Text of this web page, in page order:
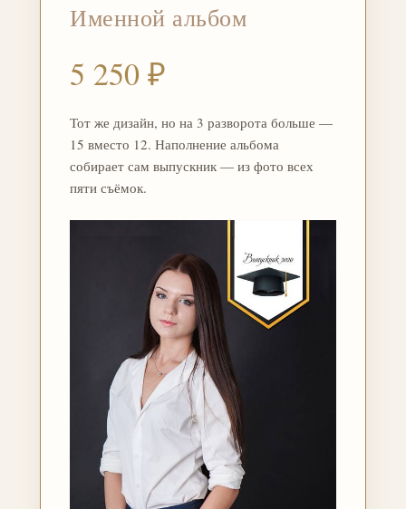
Именной альбом
5 250 ₽
Тот же дизайн, но на 3 разворота больше —
15 вместо 12. Наполнение альбома
собирает сам выпускник — из фото всех
пяти съёмок.